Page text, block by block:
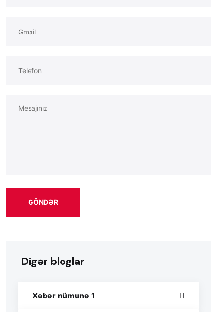
GÖNDƏR
Digər bloglar
Xəbər nümunə 1